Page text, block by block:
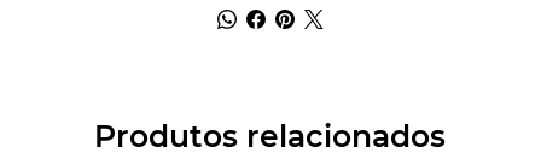
Produtos relacionados